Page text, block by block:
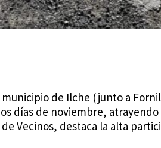
de Ilche (junto a
días de noviembre,
Vecinos, destaca la alta